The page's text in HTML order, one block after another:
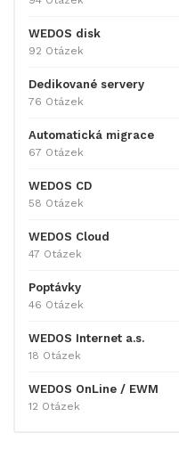
WEDOS disk
92 Otázek
Dedikované servery
76 Otázek
Automatická migrace
67 Otázek
WEDOS CD
58 Otázek
WEDOS Cloud
47 Otázek
Poptávky
46 Otázek
WEDOS Internet a.s.
18 Otázek
WEDOS OnLine / EWM
12 Otázek